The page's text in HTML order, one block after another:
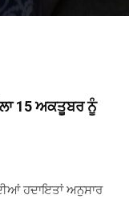
15 ਅਕਤੂਬਰ ਨੂੰ
ਹਦਾਇਤਾਂ ਅਨੁਸਾਰ